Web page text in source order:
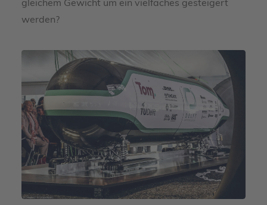
gleichem Gewicht um ein vielfaches gesteigert
werden?